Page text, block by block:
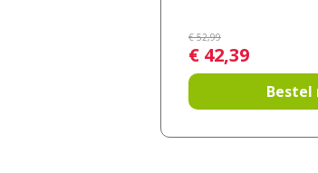
€ 52,99
€ 42,39
Bestel